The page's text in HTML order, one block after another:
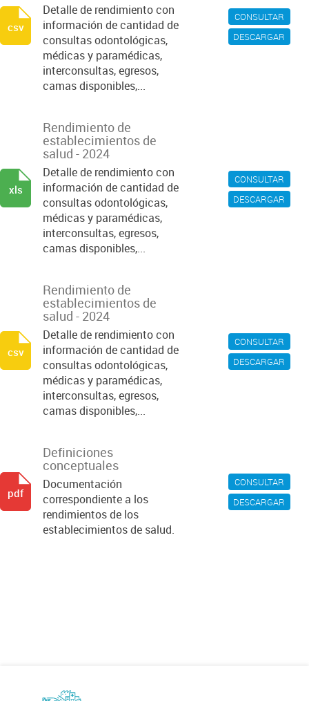
CONSULTAR
DESCARGAR
Detalle de rendimiento con
información de cantidad de
consultas odontológicas,
médicas y paramédicas,
interconsultas, egresos,
camas disponibles,...
csv
CONSULTAR
DESCARGAR
Rendimiento de
establecimientos de
salud - 2024
Detalle de rendimiento con
información de cantidad de
consultas odontológicas,
médicas y paramédicas,
interconsultas, egresos,
camas disponibles,...
xls
CONSULTAR
DESCARGAR
Rendimiento de
establecimientos de
salud - 2024
Detalle de rendimiento con
información de cantidad de
consultas odontológicas,
médicas y paramédicas,
interconsultas, egresos,
camas disponibles,...
csv
CONSULTAR
DESCARGAR
Definiciones
conceptuales
Documentación
correspondiente a los
rendimientos de los
establecimientos de salud.
pdf